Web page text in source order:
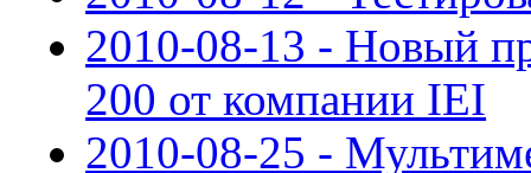
2010-08-13 - Новый
200 от компании IEI
2010-08-25 -